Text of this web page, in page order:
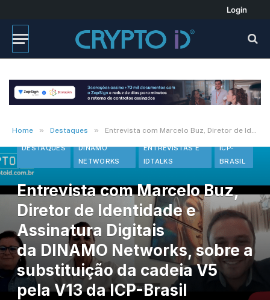
Login
Home » Destaques » Entrevista com Marcelo Buz, Diretor de Identidade e Assinatura Digitais da DINAMO Networks, sobre a substituição da cadeia V5 pela V13 da ICP-Brasil
DESTAQUES
DINAMO
NETWORKS
ENTREVISTAS E
IDTALKS
ICP-
BRASIL
Entrevista com Marcelo Buz,
Diretor de Identidade e
Assinatura Digitais
da DINAMO Networks, sobre a
substituição da cadeia V5
pela V13 da ICP-Brasil